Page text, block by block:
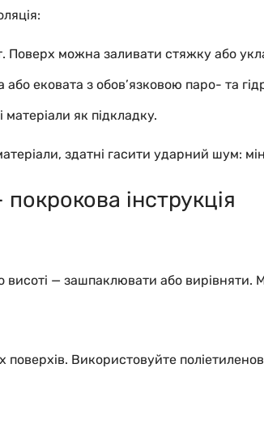
Поверх можна заливати стяжку або
ековата з обов’язковою паро- та
як підкладку.
здатні гасити ударний шум:
інструкція
— зашпаклювати або
Використовуйте